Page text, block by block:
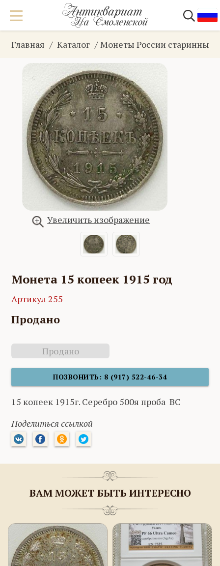
Главная Каталог Монеты России старинные
Увеличить изображение
Монета 15 копеек 1915 год
Артикул 255
Продано
Продано
ПОЗВОНИТЬ: 8 (917) 522-46-34
15 копеек 1915г. Серебро 500я проба ВС
Поделиться ссылкой
ВАМ МОЖЕТ БЫТЬ ИНТЕРЕСНО